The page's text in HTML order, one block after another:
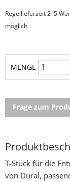
Regellieferzeit 2–5
möglich
MENGE
Frage zum
T-Stück für die
von Dural,